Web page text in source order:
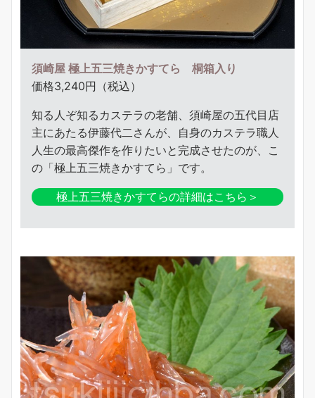
須崎屋 極上五三焼きかすてら 桐箱入り
価格3,240円（税込）
知る人ぞ知るカステラの老舗、須崎屋の五代目店
主にあたる伊藤代二さんが、自身のカステラ職人
人生の最高傑作を作りたいと完成させたのが、こ
の「極上五三焼きかすてら」です。
極上五三焼きかすてらの詳細はこちら＞